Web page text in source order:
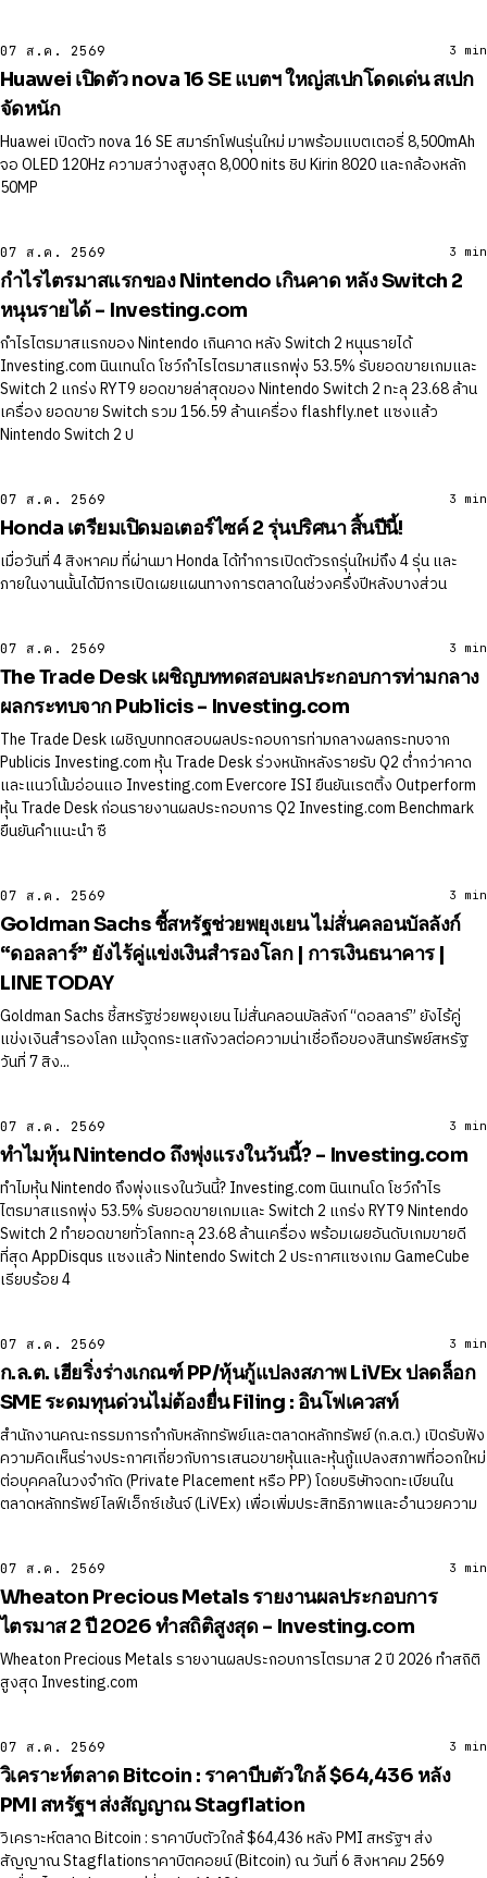
07 ส.ค. 2569
Huawei เปิดตัว nova 16 SE แบตฯ ใหญ่สเปกโดดเด่น สเปก
จัดหนัก
Huawei เปิดตัว nova 16 SE สมาร์ทโฟนรุ่นใหม่ มาพร้อมแบตเตอรี่ 8,500mAh
จอ OLED 120Hz ความสว่างสูงสุด 8,000 nits ชิป Kirin 8020 และกล้องหลัก
50MP
3 min
07 ส.ค. 2569
กำไรไตรมาสแรกของ Nintendo เกินคาด หลัง Switch 2
หนุนรายได้ - Investing.com
กำไรไตรมาสแรกของ Nintendo เกินคาด หลัง Switch 2 หนุนรายได้
Investing.com นินเทนโด โชว์กำไรไตรมาสแรกพุ่ง 53.5% รับยอดขายเกมและ
Switch 2 แกร่ง RYT9 ยอดขายล่าสุดของ Nintendo Switch 2 ทะลุ 23.68 ล้าน
เครื่อง ยอดขาย Switch รวม 156.59 ล้านเครื่อง flashfly.net แซงแล้ว
Nintendo Switch 2 ป
3 min
07 ส.ค. 2569
Honda เตรียมเปิดมอเตอร์ไซค์ 2 รุ่นปริศนา สิ้นปีนี้!
เมื่อวันที่ 4 สิงหาคม ที่ผ่านมา Honda ได้ทำการเปิดตัวรถรุ่นใหม่ถึง 4 รุ่น และ
ภายในงานนั้นได้มีการเปิดเผยแผนทางการตลาดในช่วงครึ่งปีหลังบางส่วน
3 min
07 ส.ค. 2569
The Trade Desk เผชิญบททดสอบผลประกอบการท่ามกลาง
ผลกระทบจาก Publicis - Investing.com
The Trade Desk เผชิญบททดสอบผลประกอบการท่ามกลางผลกระทบจาก
Publicis Investing.com หุ้น Trade Desk ร่วงหนักหลังรายรับ Q2 ต่ำกว่าคาด
และแนวโน้มอ่อนแอ Investing.com Evercore ISI ยืนยันเรตติ้ง Outperform
หุ้น Trade Desk ก่อนรายงานผลประกอบการ Q2 Investing.com Benchmark
ยืนยันคําแนะนํา ซื
3 min
07 ส.ค. 2569
Goldman Sachs ชี้สหรัฐช่วยพยุงเยน ไม่สั่นคลอนบัลลังก์
“ดอลลาร์” ยังไร้คู่แข่งเงินสำรองโลก | การเงินธนาคาร |
LINE TODAY
Goldman Sachs ชี้สหรัฐช่วยพยุงเยน ไม่สั่นคลอนบัลลังก์ “ดอลลาร์” ยังไร้คู่
แข่งเงินสำรองโลก แม้จุดกระแสกังวลต่อความน่าเชื่อถือของสินทรัพย์สหรัฐ
วันที่ 7 สิง...
3 min
07 ส.ค. 2569
ทําไมหุ้น Nintendo ถึงพุ่งแรงในวันนี้? - Investing.com
ทําไมหุ้น Nintendo ถึงพุ่งแรงในวันนี้? Investing.com นินเทนโด โชว์กำไร
ไตรมาสแรกพุ่ง 53.5% รับยอดขายเกมและ Switch 2 แกร่ง RYT9 Nintendo
Switch 2 ทำยอดขายทั่วโลกทะลุ 23.68 ล้านเครื่อง พร้อมเผยอันดับเกมขายดี
ที่สุด AppDisqus แซงแล้ว Nintendo Switch 2 ประกาศแซงเกม GameCube
เรียบร้อย 4
3 min
07 ส.ค. 2569
ก.ล.ต. เฮียริ่งร่างเกณฑ์ PP/หุ้นกู้แปลงสภาพ LiVEx ปลดล็อก
SME ระดมทุนด่วนไม่ต้องยื่น Filing : อินโฟเควสท์
สำนักงานคณะกรรมการกำกับหลักทรัพย์และตลาดหลักทรัพย์ (ก.ล.ต.) เปิดรับฟัง
ความคิดเห็นร่างประกาศเกี่ยวกับการเสนอขายหุ้นและหุ้นกู้แปลงสภาพที่ออกใหม่
ต่อบุคคลในวงจำกัด (Private Placement หรือ PP) โดยบริษัทจดทะเบียนใน
ตลาดหลักทรัพย์ไลฟ์เอ็กซ์เช้นจ์ (LiVEx) เพื่อเพิ่มประสิทธิภาพและอำนวยความ
3 min
07 ส.ค. 2569
Wheaton Precious Metals รายงานผลประกอบการ
ไตรมาส 2 ปี 2026 ทําสถิติสูงสุด - Investing.com
Wheaton Precious Metals รายงานผลประกอบการไตรมาส 2 ปี 2026 ทําสถิติ
สูงสุด Investing.com
3 min
07 ส.ค. 2569
วิเคราะห์ตลาด Bitcoin : ราคาบีบตัวใกล้ $64,436 หลัง
PMI สหรัฐฯ ส่งสัญญาณ Stagflation
วิเคราะห์ตลาด Bitcoin : ราคาบีบตัวใกล้ $64,436 หลัง PMI สหรัฐฯ ส่ง
สัญญาณ Stagflationราคาบิตคอยน์ (Bitcoin) ณ วันที่ 6 สิงหาคม 2569
3 min